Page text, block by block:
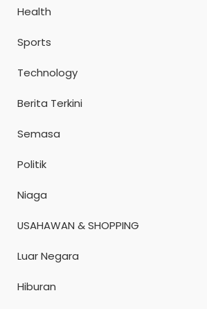
Health
Sports
Technology
Berita Terkini
Semasa
Politik
Niaga
USAHAWAN & SHOPPING
Luar Negara
Hiburan